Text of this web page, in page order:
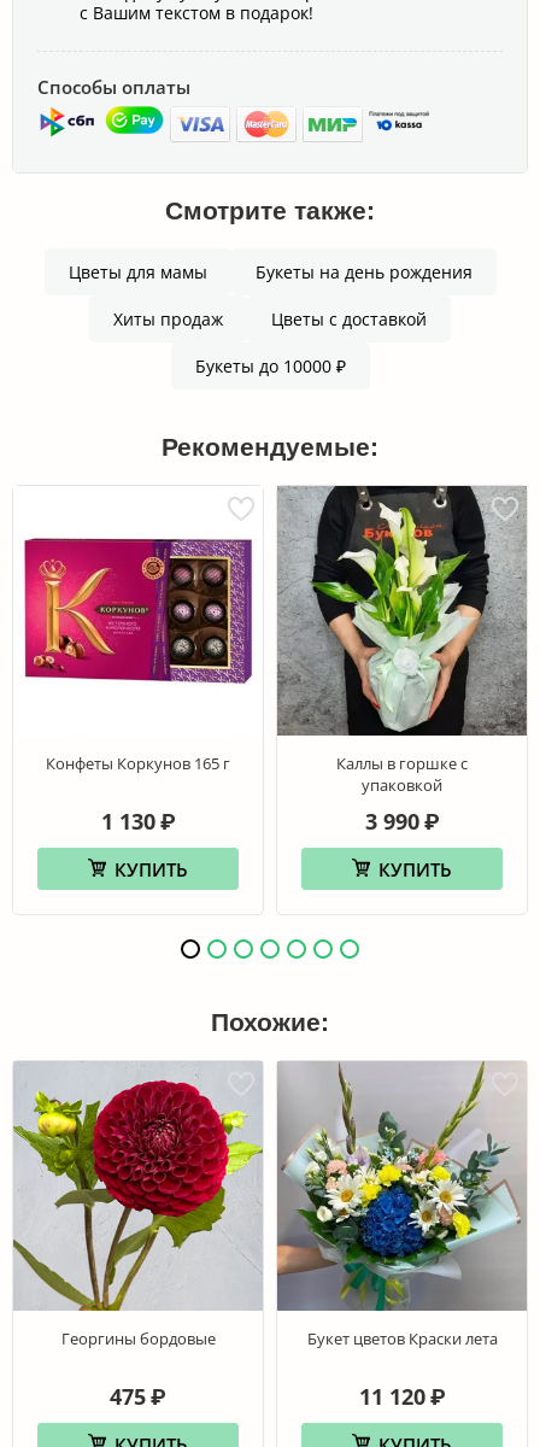
с Вашим текстом в подарок!
Способы оплаты
Смотрите также:
Цветы для мамы Букеты на день рождения
Хиты продаж Цветы с доставкой
Букеты до 10000 ₽
Рекомендуемые:
Конфеты Коркунов 165 г
1 130 ₽
КУПИТЬ
Каллы в горшке с
упаковкой
3 990 ₽
КУПИТЬ
Похожие:
Георгины бордовые
475₽
Букет цветов Краски лета
11 120 ₽